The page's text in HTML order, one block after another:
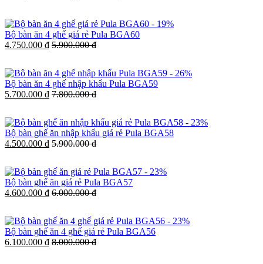
- 19%
Bộ bàn ăn 4 ghế giá rẻ Pula BGA60
4.750.000 đ 5.900.000 đ
- 26%
Bộ bàn ăn 4 ghế nhập khẩu Pula BGA59
5.700.000 đ 7.800.000 đ
- 23%
Bộ bàn ghế ăn nhập khẩu giá rẻ Pula BGA58
4.500.000 đ 5.900.000 đ
- 23%
Bộ bàn ghế ăn giá rẻ Pula BGA57
4.600.000 đ 6.000.000 đ
- 23%
Bộ bàn ghế ăn 4 ghế giá rẻ Pula BGA56
6.100.000 đ 8.000.000 đ